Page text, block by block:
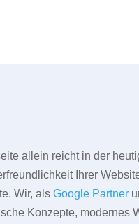
allein reicht in der
Ihrer
Wir, alsGoogle Partner
Konzepte, modernes